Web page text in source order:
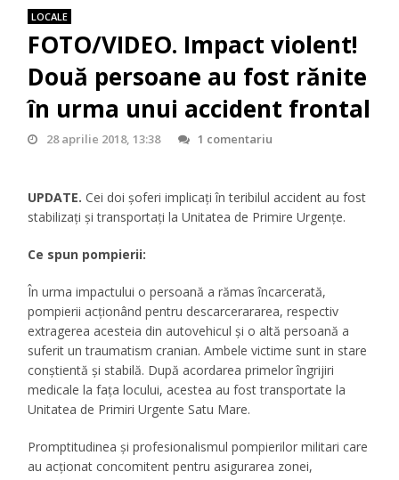
LOCALE
FOTO/VIDEO. Impact violent!
Două persoane au fost rănite
în urma unui accident frontal
28 aprilie 2018, 13:38 1 comentariu
UPDATE. Cei doi șoferi implicați în teribilul accident au fost
stabilizați și transportați la Unitatea de Primire Urgențe.
Ce spun pompierii:
În urma impactului o persoană a rămas încarcerată,
pompierii acționând pentru descarcerararea, respectiv
extragerea acesteia din autovehicul și o altă persoană a
suferit un traumatism cranian. Ambele victime sunt in stare
conștientă și stabilă. După acordarea primelor îngrijiri
medicale la fața locului, acestea au fost transportate la
Unitatea de Primiri Urgente Satu Mare.
Promptitudinea și profesionalismul pompierilor militari care
au acționat concomitent pentru asigurarea zonei,